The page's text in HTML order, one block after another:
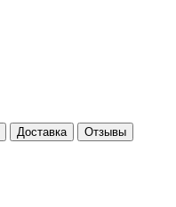
Доставка
Отзывы